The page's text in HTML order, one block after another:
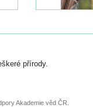
přírody.
Akademie věd ČR.